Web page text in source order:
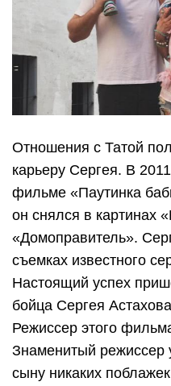
Отношения с Татой
карьеру Сергея. В
фильме «Паутинка
он снялся в картинах
«Домоправитель».
съемках известного
Настоящий успех
бойца Сергея
Режиссер этого
Знаменитый режиссер
сыну никаких